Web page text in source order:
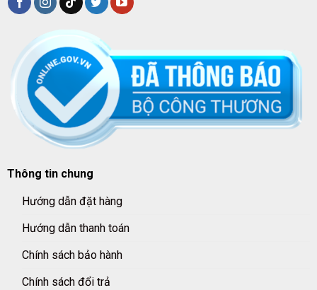
Thông tin chung
Hướng dẫn đặt hàng
Hướng dẫn thanh toán
Chính sách bảo hành
Chính sách đổi trả